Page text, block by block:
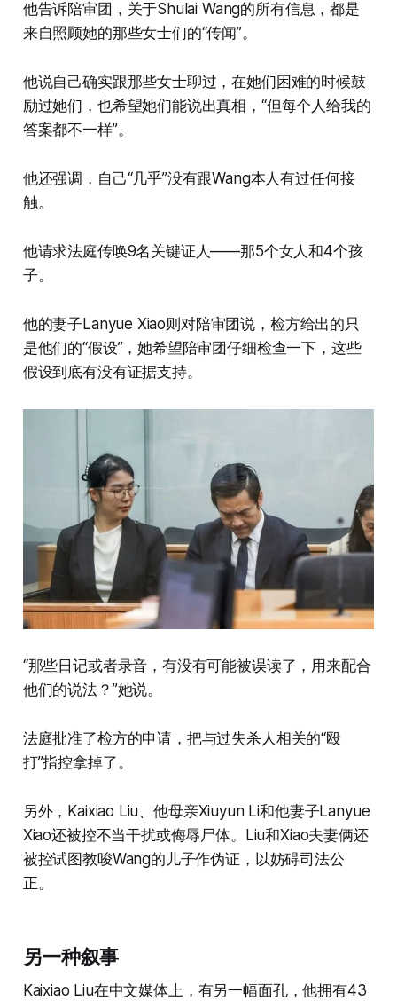
他告诉陪审团，关于Shulai Wang的所有信息，都是
来自照顾她的那些女士们的“传闻”。
他说自己确实跟那些女士聊过，在她们困难的时候鼓
励过她们，也希望她们能说出真相，“但每个人给我的
答案都不一样”。
他还强调，自己“几乎”没有跟Wang本人有过任何接
触。
他请求法庭传唤9名关键证人——那5个女人和4个孩
子。
他的妻子Lanyue Xiao则对陪审团说，检方给出的只
是他们的“假设”，她希望陪审团仔细检查一下，这些
假设到底有没有证据支持。
“那些日记或者录音，有没有可能被误读了，用来配合
他们的说法？”她说。
法庭批准了检方的申请，把与过失杀人相关的“殴
打”指控拿掉了。
另外，Kaixiao Liu、他母亲Xiuyun Li和他妻子Lanyue
Xiao还被控不当干扰或侮辱尸体。Liu和Xiao夫妻俩还
被控试图教唆Wang的儿子作伪证，以妨碍司法公
正。
另一种叙事
Kaixiao Liu在中文媒体上，有另一幅面孔，他拥有43